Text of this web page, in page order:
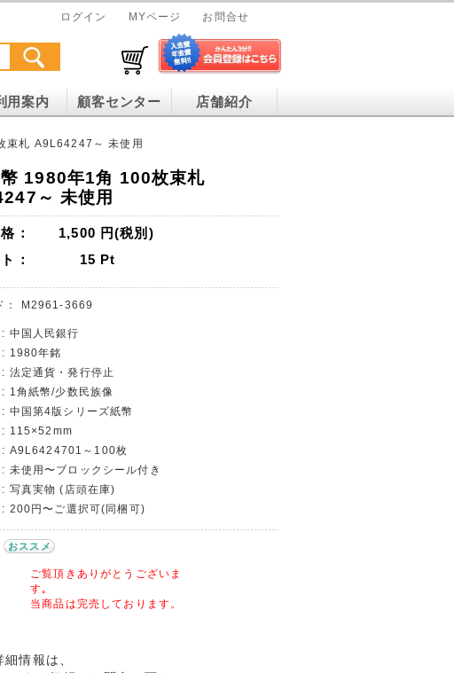
ログイン MYページ お問合せ
用案内 顧客センター 店舗紹介
束札 A9L64247～ 未使用
1980年1角 100枚束札
～ 未使用
： 1,500 円(税別)
：
15 Pt
M2961-3669
中国人民銀行
: 1980年銘
法定通貨・発行停止
1角紙幣/少数民族像
中国第4版シリーズ紙幣
: 115×52mm
: A9L6424701～100枚
未使用〜ブロックシール付き
写真実物 (店頭在庫)
200円〜ご選択可(同梱可)
おススメ
ご覧頂きありがとうございま
す｡
当商品は完売しております。
情報は、